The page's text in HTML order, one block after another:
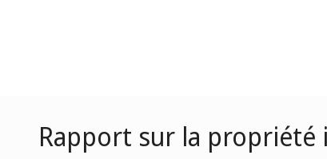
Rapport sur la propriété